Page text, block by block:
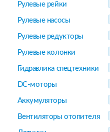
Рулевые рейки
Рулевые насосы
Рулевые редукторы
Рулевые колонки
Гидравлика спецтехники
DC-моторы
Аккумуляторы
Вентиляторы отопителя